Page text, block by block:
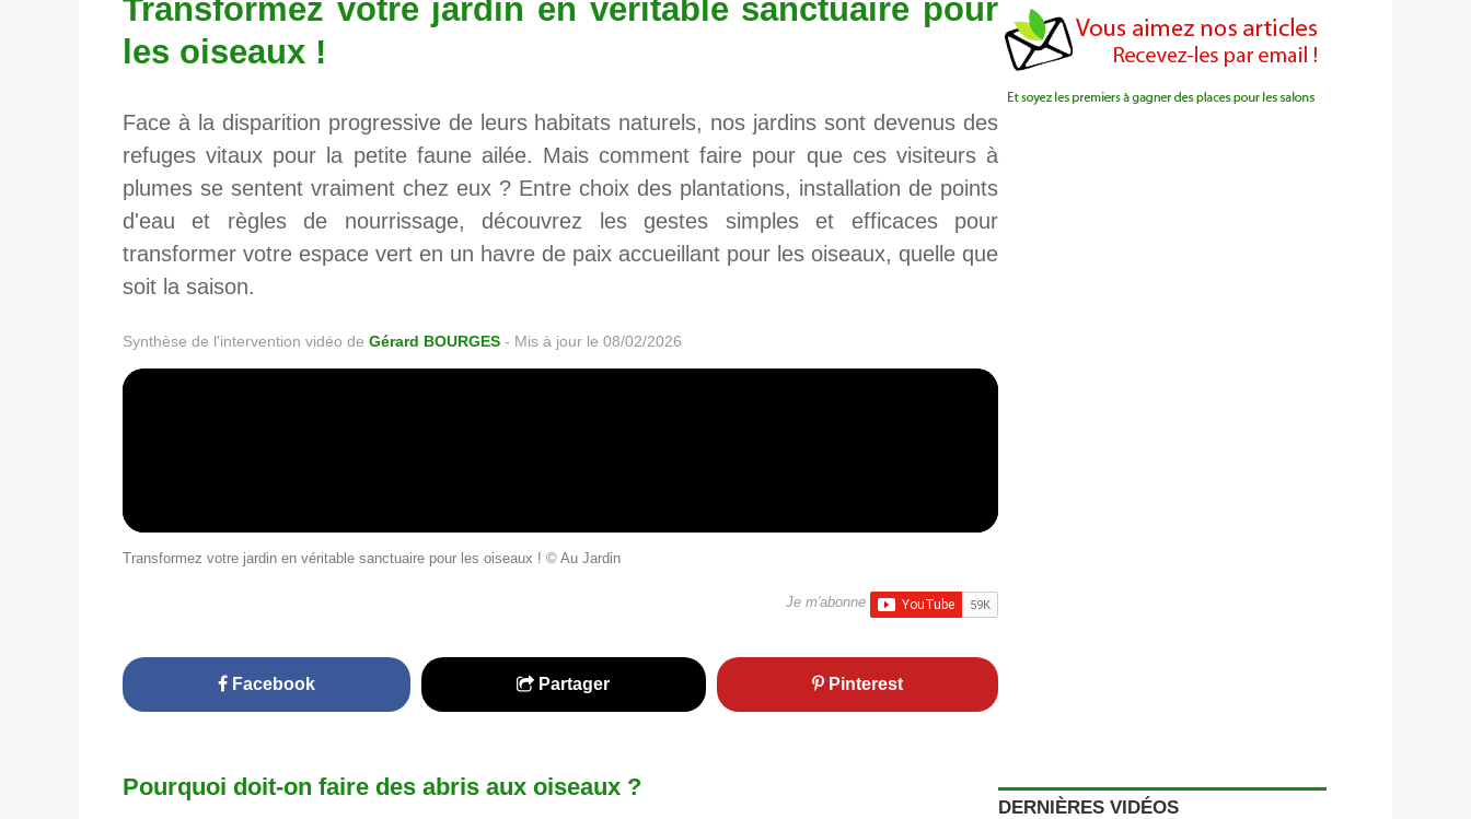
Transformez votre jardin en véritable sanctuaire pour
les oiseaux !
Face à la disparition progressive de leurs habitats naturels, nos jardins sont devenus des
refuges vitaux pour la petite faune ailée. Mais comment faire pour que ces visiteurs à
plumes se sentent vraiment chez eux ? Entre choix des plantations, installation de points
d'eau et règles de nourrissage, découvrez les gestes simples et efficaces pour
transformer votre espace vert en un havre de paix accueillant pour les oiseaux, quelle que
soit la saison.
Synthèse de l'intervention vidéo de Gérard BOURGES - Mis à jour le 08/02/2026
Transformez votre jardin en véritable sanctuaire pour les oiseaux ! © Au Jardin
Je m'abonne
Facebook Partager Pinterest
Pourquoi doit-on faire des abris aux oiseaux ?
DERNIÈRES VIDÉOS